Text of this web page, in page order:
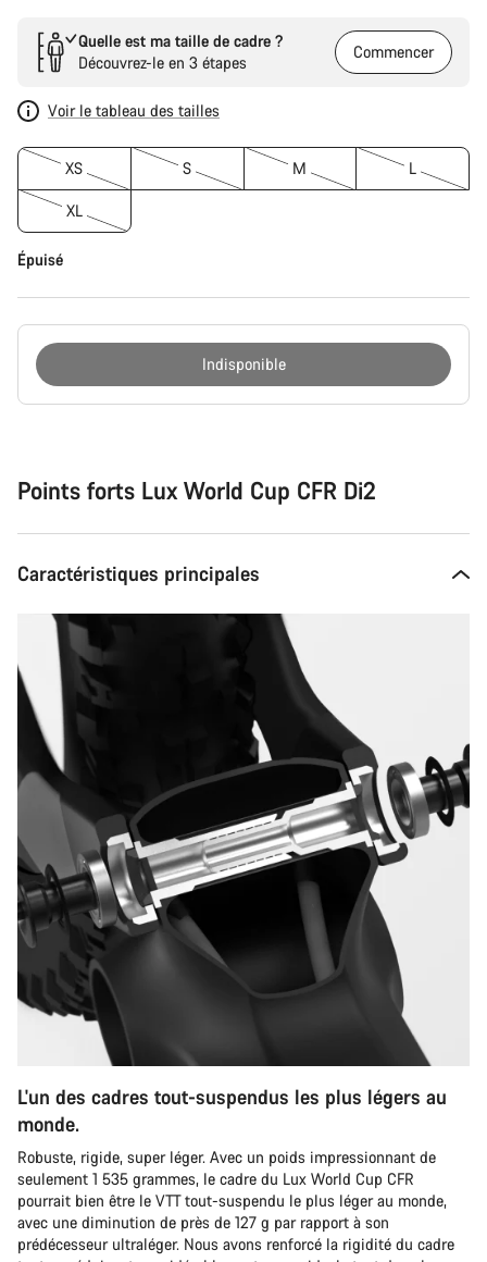
Quelle est ma taille de cadre ?
Découvrez-le en 3 étapes
Commencer
Voir le tableau des tailles
XS S M L
XL
Épuisé
Indisponible
Points forts Lux World Cup CFR Di2
Caractéristiques principales
L'un des cadres tout-suspendus les plus légers au
monde.
Robuste, rigide, super léger. Avec un poids impressionnant de
seulement 1 535 grammes, le cadre du Lux World Cup CFR
pourrait bien être le VTT tout-suspendu le plus léger au monde,
avec une diminution de près de 127 g par rapport à son
prédécesseur ultraléger. Nous avons renforcé la rigidité du cadre